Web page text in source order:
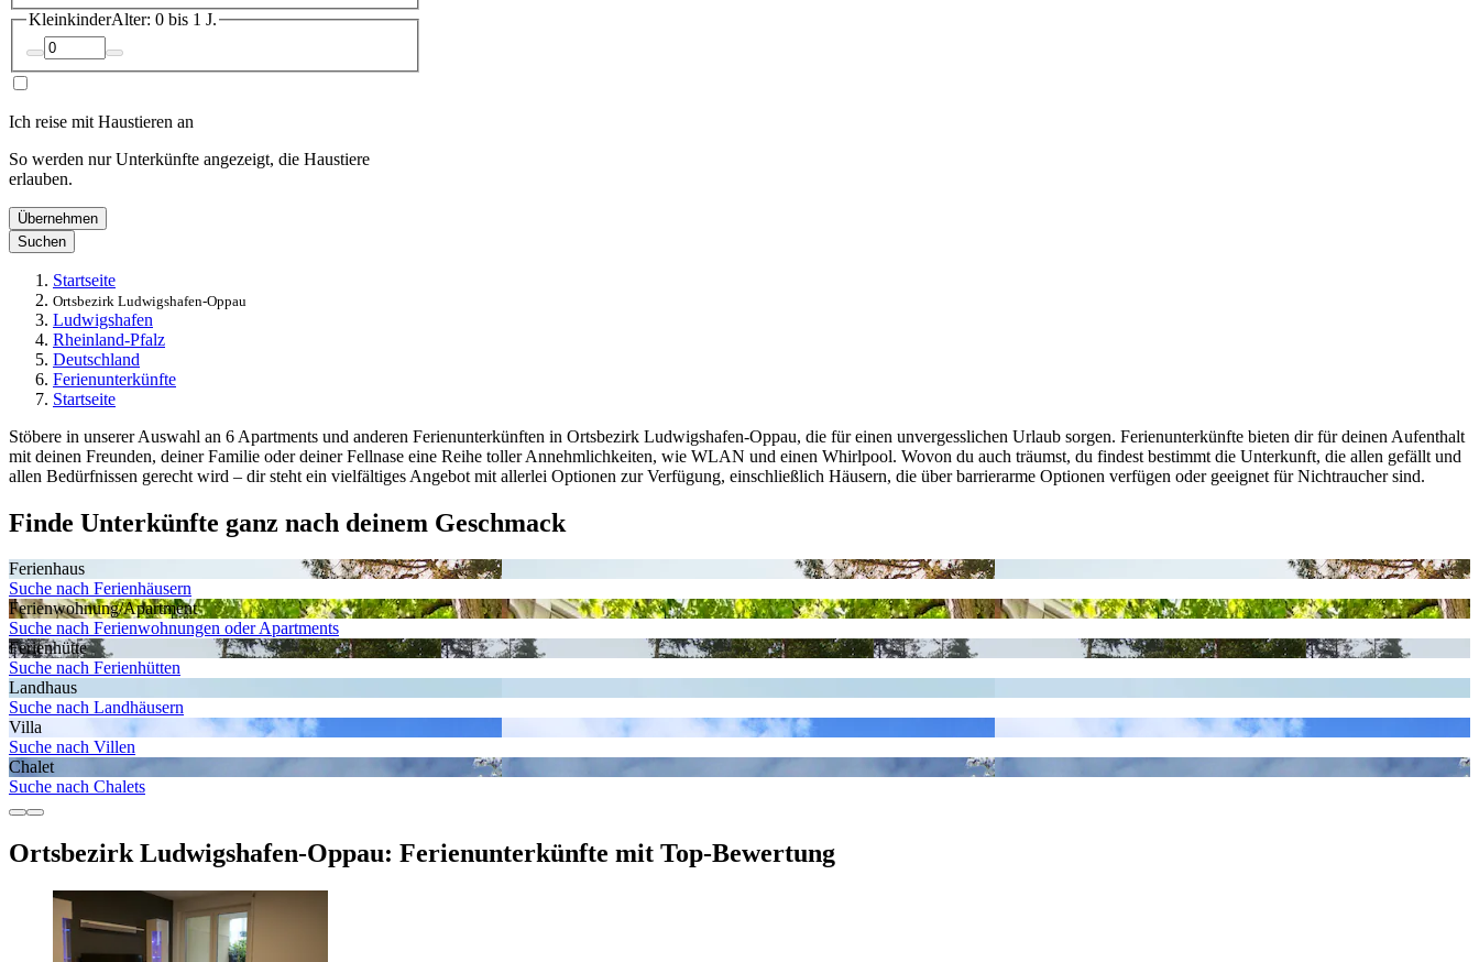
KleinkinderAlter: 0 bis 1 J.
Ich reise mit Haustieren an
So werden nur Unterkünfte angezeigt, die Haustiere
erlauben.
Übernehmen
Suchen
Startseite
Ortsbezirk Ludwigshafen-Oppau
Ludwigshafen
Rheinland-Pfalz
Deutschland
Ferienunterkünfte
Startseite
Stöbere in unserer Auswahl an 6 Apartments und anderen Ferienunterkünften in Ortsbezirk Ludwigshafen-Oppau, die für einen unvergesslichen Urlaub sorgen. Ferienunterkünfte bieten dir für deinen Aufenthalt
mit deinen Freunden, deiner Familie oder deiner Fellnase eine Reihe toller Annehmlichkeiten, wie WLAN und einen Whirlpool. Wovon du auch träumst, du findest bestimmt die Unterkunft, die allen gefällt und
allen Bedürfnissen gerecht wird – dir steht ein vielfältiges Angebot mit allerlei Optionen zur Verfügung, einschließlich Häusern, die über barrierarme Optionen verfügen oder geeignet für Nichtraucher sind.
Finde Unterkünfte ganz nach deinem Geschmack
Ferienhaus
Suche nach Ferienhäusern
Ferienwohnung/Apartment
Suche nach Ferienwohnungen oder Apartments
Ferienhütte
Suche nach Ferienhütten
Landhaus
Suche nach Landhäusern
Villa
Suche nach Villen
Chalet
Suche nach Chalets
Ortsbezirk Ludwigshafen-Oppau: Ferienunterkünfte mit Top-Bewertung